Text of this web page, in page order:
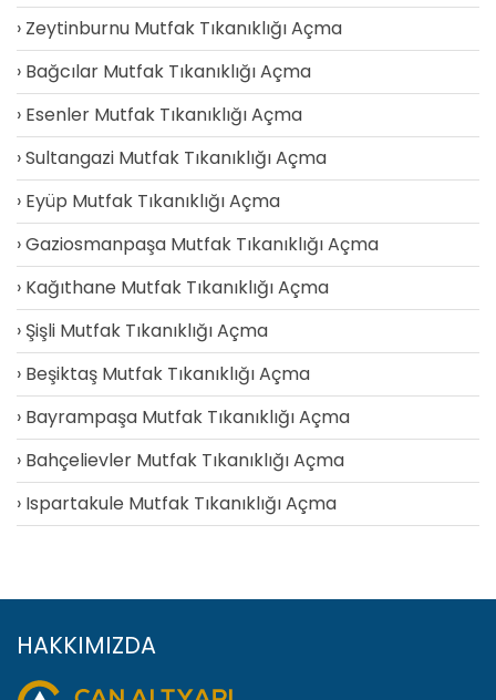
Zeytinburnu Mutfak Tıkanıklığı Açma
Bağcılar Mutfak Tıkanıklığı Açma
Esenler Mutfak Tıkanıklığı Açma
Sultangazi Mutfak Tıkanıklığı Açma
Eyüp Mutfak Tıkanıklığı Açma
Gaziosmanpaşa Mutfak Tıkanıklığı Açma
Kağıthane Mutfak Tıkanıklığı Açma
Şişli Mutfak Tıkanıklığı Açma
Beşiktaş Mutfak Tıkanıklığı Açma
Bayrampaşa Mutfak Tıkanıklığı Açma
Bahçelievler Mutfak Tıkanıklığı Açma
Ispartakule Mutfak Tıkanıklığı Açma
HAKKIMIZDA